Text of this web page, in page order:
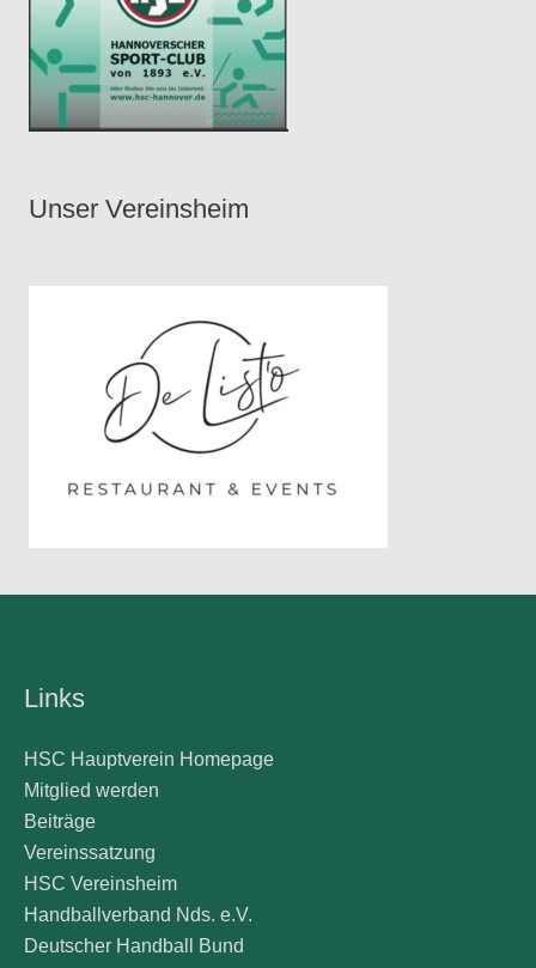
Unser Vereinsheim
Links
HSC Hauptverein Homepage
Mitglied werden
Beiträge
Vereinssatzung
HSC Vereinsheim
Handballverband Nds. e.V.
Deutscher Handball Bund